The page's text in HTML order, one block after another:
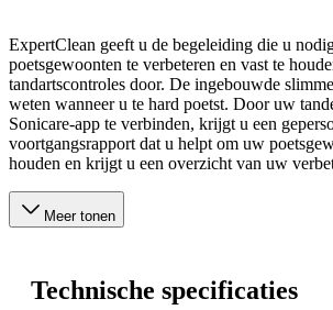
ExpertClean geeft u de begeleiding die u
poetsgewoonten te verbeteren en vast te
tandartscontroles door. De ingebouwde
weten wanneer u te hard poetst. Door uw
Sonicare-app te verbinden, krijgt u een
voortgangsrapport dat u helpt om uw
houden en krijgt u een overzicht van uw
Meer tonen
Technische specificaties